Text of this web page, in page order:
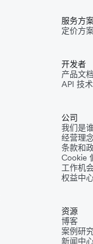
服务方
定价方
开发者
产品文档
API 技
公司
我们是谁
经营理
条款和
Cookie
工作机
权益中
资源
博客
案例研
新闻中